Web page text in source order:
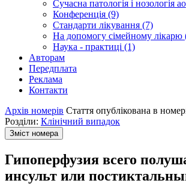
Сучасна патологія і нозологія
Конференція (9)
Стандарти лікування (7)
На допомогу сімейному лікарю
Наука - практиці (1)
Авторам
Передплата
Реклама
Контакти
Архів номерів Стаття опублікована в
Розділи: Клінічний випадок
Зміст номера
Гипоперфузия всего
инсульт или